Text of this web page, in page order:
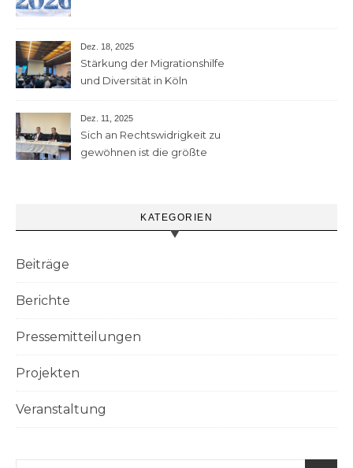
Dez. 18, 2025
Stärkung der Migrationshilfe
und Diversität in Köln
Dez. 11, 2025
Sich an Rechtswidrigkeit zu
gewöhnen ist die größte
KATEGORIEN
Beiträge
Berichte
Pressemitteilungen
Projekten
Veranstaltung